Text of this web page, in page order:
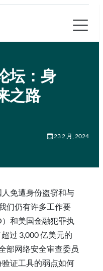
坛：身
之路
23 2 月, 2024
免遭身份盗窃和与
们仍有许多工作要
和美国金融犯罪执
过 3,000 亿美元的
部网络安全审查委员
证工具的弱点如何